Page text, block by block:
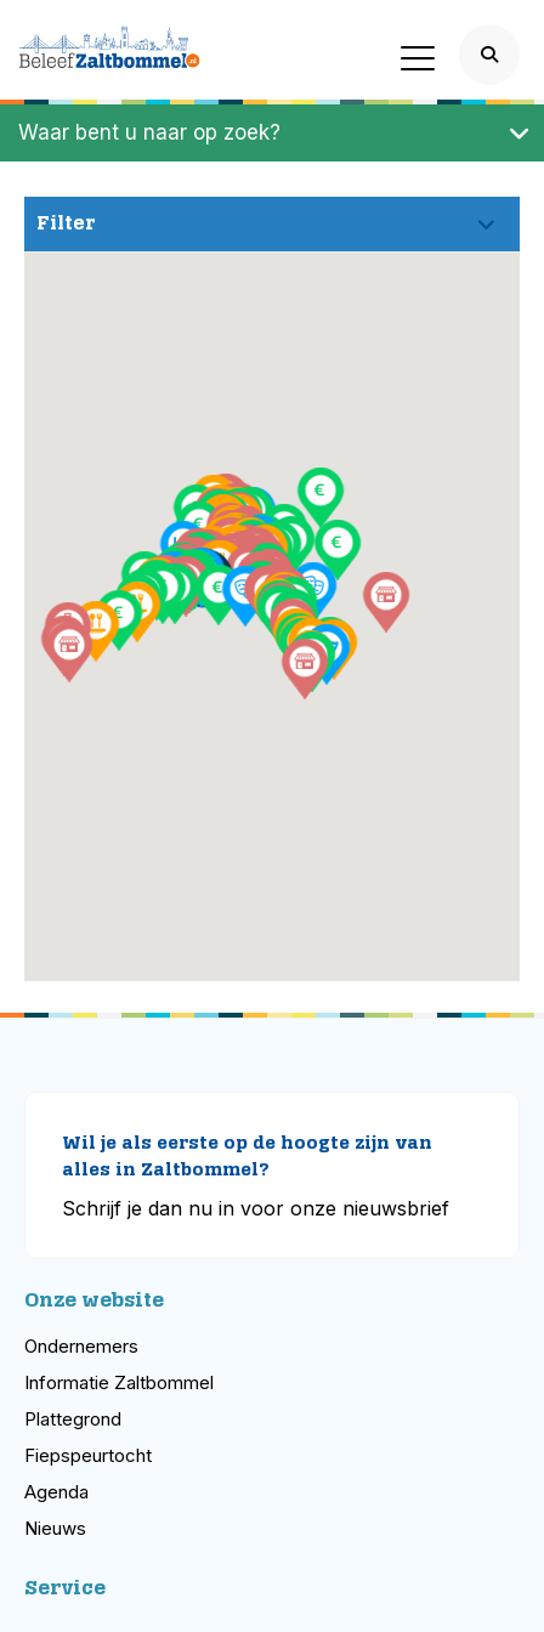
Waar bent u naar op zoek?
Filter
Wil je als eerste op de hoogte zijn van
alles in Zaltbommel?
Schrijf je dan nu in voor onze nieuwsbrief
Onze website
Ondernemers
Informatie Zaltbommel
Plattegrond
Fiepspeurtocht
Agenda
Nieuws
Service